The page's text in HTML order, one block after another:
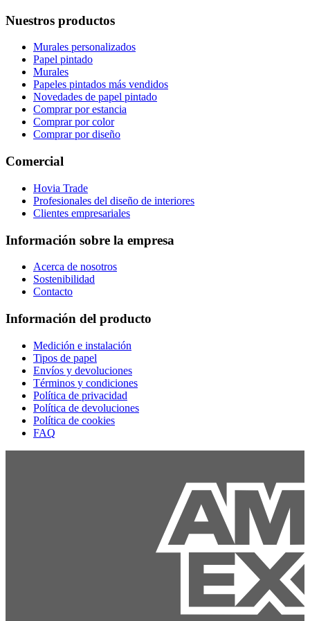
Nuestros productos
Murales personalizados
Papel pintado
Murales
Papeles pintados más vendidos
Novedades de papel pintado
Comprar por estancia
Comprar por color
Comprar por diseño
Comercial
Hovia Trade
Profesionales del diseño de interiores
Clientes empresariales
Información sobre la empresa
Acerca de nosotros
Sostenibilidad
Contacto
Información del producto
Medición e instalación
Tipos de papel
Envíos y devoluciones
Términos y condiciones
Política de privacidad
Política de devoluciones
Política de cookies
FAQ